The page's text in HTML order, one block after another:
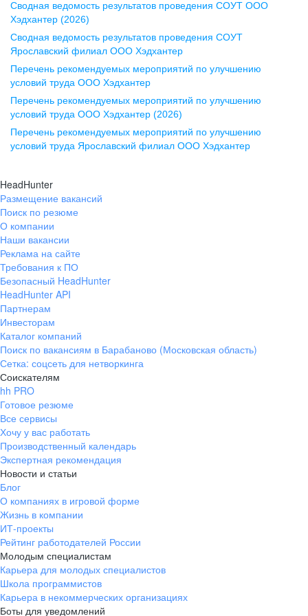
ул. Комиссаржевской, д. 10,
офис 1212
+7 473 280-05-05
pr@vrn.hh.ru
ул. Спартаковская, д. 2А, этаж 3,
помещение 15
+7 843 212-12-50
Екатеринбург
ул. Боевых Дружин, стр. 20,
+7 343 226-79-99
pr@ural.hh.ru
ул. Янковского, д. 169, 7 этаж,
706 каб.
+7 861 205-55-57
pr@krd.hh.ru
Владивосток
пер. Ланинский д. 4, офис 3.4
+7 423 202-33-28
pr@dv.hh.ru
Новосибирск
ул. Большевистская, д. 35,
помещение 21
+7 383 207-94-64
pr@nsk.hh.ru
Минск
Сводная ведомость результатов проведения СОУТ ООО
Хэдхантер (2026)
Сводная ведомость результатов проведения СОУТ
Ярославский филиал ООО Хэдхантер
Перечень рекомендуемых мероприятий по улучшению
условий труда ООО Хэдхантер
Перечень рекомендуемых мероприятий по улучшению
условий труда ООО Хэдхантер (2026)
Перечень рекомендуемых мероприятий по улучшению
условий труда Ярославский филиал ООО Хэдхантер
HeadHunter
Размещение вакансий
Поиск по резюме
О компании
Наши вакансии
Реклама на сайте
Требования к ПО
Безопасный HeadHunter
HeadHunter API
Партнерам
Инвесторам
Каталог компаний
Поиск по вакансиям в Барабаново (Московская область)
Сетка: соцсеть для нетворкинга
Соискателям
hh PRO
Готовое резюме
Все сервисы
Хочу у вас работать
Производственный календарь
Экспертная рекомендация
Новости и статьи
Блог
О компаниях в игровой форме
Жизнь в компании
ИТ-проекты
Рейтинг работодателей России
Молодым специалистам
Карьера для молодых специалистов
Школа программистов
Карьера в некоммерческих организациях
Боты для уведомлений